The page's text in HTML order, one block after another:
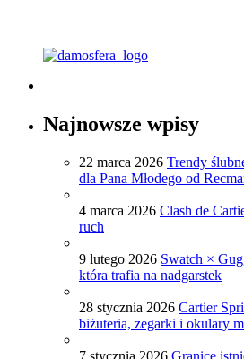
Najnowsze wpisy
22 marca 2026 Trendy
dla Pana Młodego od
4 marca 2026 Clash de
ruch
9 lutego 2026 Swatch ×
która trafia na nadgarstek
28 stycznia 2026 Cartier
biżuteria, zegarki i okulary
7 stycznia 2026 Granice